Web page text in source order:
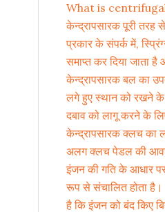
What is
केन्द्रापसारक पूरी तरह
प्रकार के संपर्क में,
समाप्त कर दिया जाता
केन्द्रापसारक बल का
लगे हुए स्थान को रखने
दबाव को लागू करने के
केन्द्रापसारक क्लच का
अलग क्लच पेडल की
इंजन की गति के आधार
रूप से संचालित होता
है कि इंजन को बंद किए